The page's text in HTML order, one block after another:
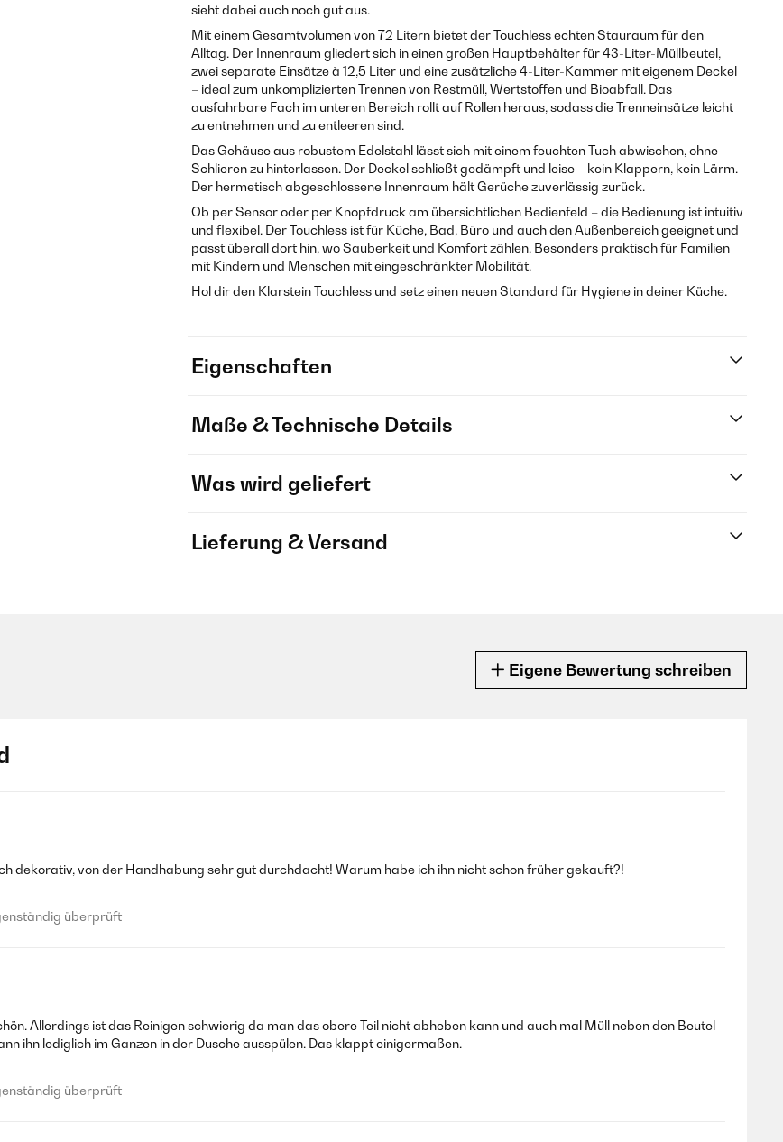
sieht dabei auch noch gut aus.
Mit einem Gesamtvolumen von 72 Litern bietet der Touchless echten Stauraum für den
Alltag. Der Innenraum gliedert sich in einen großen Hauptbehälter für 43-Liter-Müllbeutel,
zwei separate Einsätze à 12,5 Liter und eine zusätzliche 4-Liter-Kammer mit eigenem Deckel
– ideal zum unkomplizierten Trennen von Restmüll, Wertstoffen und Bioabfall. Das
ausfahrbare Fach im unteren Bereich rollt auf Rollen heraus, sodass die Trenneinsätze leicht
zu entnehmen und zu entleeren sind.
Das Gehäuse aus robustem Edelstahl lässt sich mit einem feuchten Tuch abwischen, ohne
Schlieren zu hinterlassen. Der Deckel schließt gedämpft und leise – kein Klappern, kein Lärm.
Der hermetisch abgeschlossene Innenraum hält Gerüche zuverlässig zurück.
Ob per Sensor oder per Knopfdruck am übersichtlichen Bedienfeld – die Bedienung ist intuitiv
und flexibel. Der Touchless ist für Küche, Bad, Büro und auch den Außenbereich geeignet und
passt überall dort hin, wo Sauberkeit und Komfort zählen. Besonders praktisch für Familien
mit Kindern und Menschen mit eingeschränkter Mobilität.
Hol dir den Klarstein Touchless und setz einen neuen Standard für Hygiene in deiner Küche.
Eigenschaften
Maße & Technische Details
Was wird geliefert
Lieferung & Versand
Eigene Bewertung schreiben
dekorativ, von der Handhabung sehr gut durchdacht! Warum habe ich ihn nicht schon früher gekauft?!
überprüft
Allerdings ist das Reinigen schwierig da man das obere Teil nicht abheben kann und auch mal Müll neben den Beutel
ihn lediglich im Ganzen in der Dusche ausspülen. Das klappt einigermaßen.
überprüft